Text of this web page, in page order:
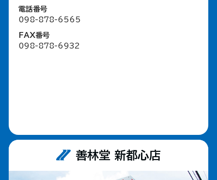
電話番号
098-878-6565
FAX番号
098-878-6932
善林堂 新都心店